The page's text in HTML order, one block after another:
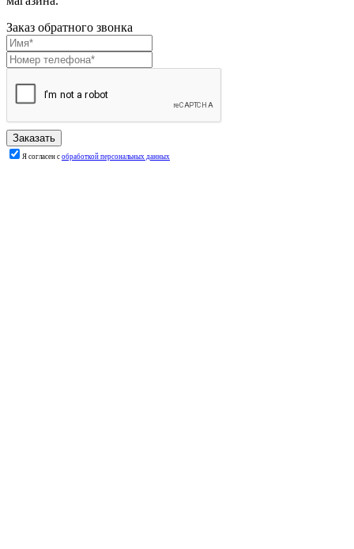
Заказ обратного звонка
Я согласен с обработкой персональных данных